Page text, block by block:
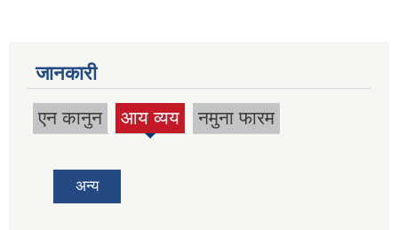
जानकारी
एन कानुन आय व्यय
(active
नमुना फारम
अन्य